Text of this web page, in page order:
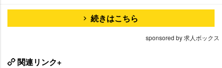
続きはこちら
sponsored by 求人ボックス
関連リンク+